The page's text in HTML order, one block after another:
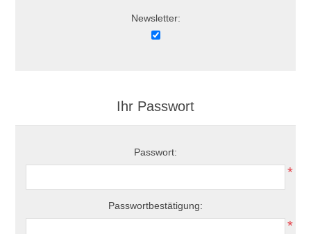
Newsletter:
Ihr Passwort
Passwort:
*
Passwortbestätigung:
*